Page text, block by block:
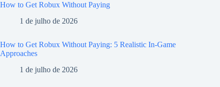
How to Get Robux Without Paying
1 de julho de 2026
How to Get Robux Without Paying: 5 Realistic In-Game
Approaches
1 de julho de 2026